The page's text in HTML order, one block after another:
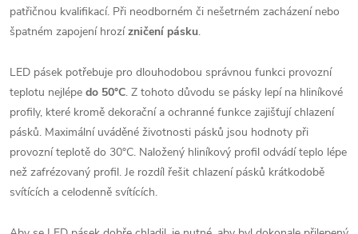
patřičnou kvalifikací. Při neodborném či nešetrném zacházení nebo
špatném zapojení hrozízničení pásku.
LED pásek potřebuje pro dlouhodobou správnou funkci provozní
teplotu nejlépe do 50°C. Z tohoto důvodu se pásky lepí na hliníkové
profily, které kromě dekorační a ochranné funkce zajišťují chlazení
pásků. Maximální uváděné životnosti pásků jsou hodnoty při
provozní teplotě do 30°C. Naložený hliníkový profil odvádí teplo lépe
než zafrézovaný profil. Je rozdíl řešit chlazení pásků krátkodobě
svítících a celodenně svítících.